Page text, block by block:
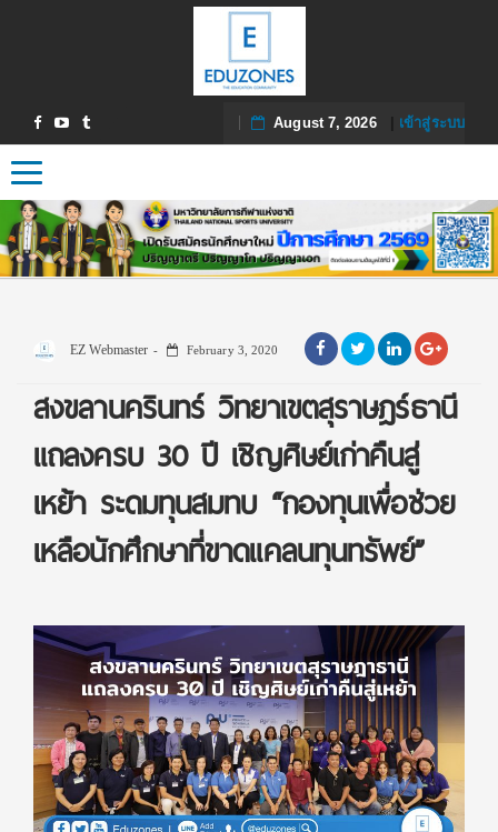
August 7, 2026| เข้าสู่ระบบ
Toggle navigation
EZ Webmaster February 3, 2020
สงขลานครินทร์ วิทยาเขตสุราษฎร์ธานี
แถลงครบ 30 ปี เชิญศิษย์เก่าคืนสู่
เหย้า ระดมทุนสมทบ “กองทุนเพื่อช่วย
เหลือนักศึกษาที่ขาดแคลนทุนทรัพย์”